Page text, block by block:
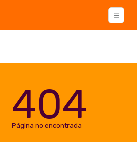
404
Página no encontrada